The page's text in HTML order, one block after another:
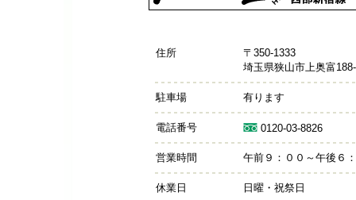
住所
〒350-1333
埼玉県狭山市上奥富
駐車場 有ります
電話番号 0120-03-8826
営業時間 午前９：００～午後６
休業日 日曜・祝祭日